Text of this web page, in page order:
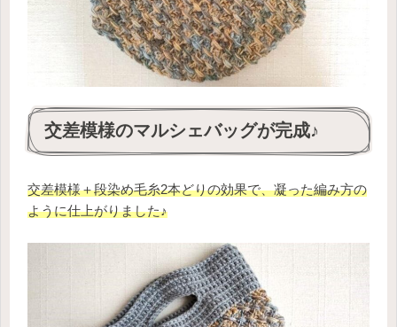
交差模様のマルシェバッグが完成♪
交差模様＋段染め毛糸2本どりの効果で、凝った編み方の
ように仕上がりました♪